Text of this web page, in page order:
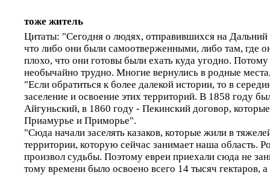
тоже житель
Цитаты: "Сегодня о людях, отправившихся на Дальний
что либо они были самоотверженными, либо там, где
плохо, что они готовы были ехать куда угодно.
необычайно трудно. Многие вернулись в родные
"Если обратиться к более далекой истории, то в
заселение и освоение этих территорий. В 1858 году
Айгуньский, в 1860 году - Пекинский договор,
Приамурье и Приморье".
"Сюда начали заселять казаков, которые жили в
территории, которую сейчас занимает наша область.
произвол судьбы. Поэтому евреи приехали сюда не
тому времени было освоено всего 14 тысяч гектаров,